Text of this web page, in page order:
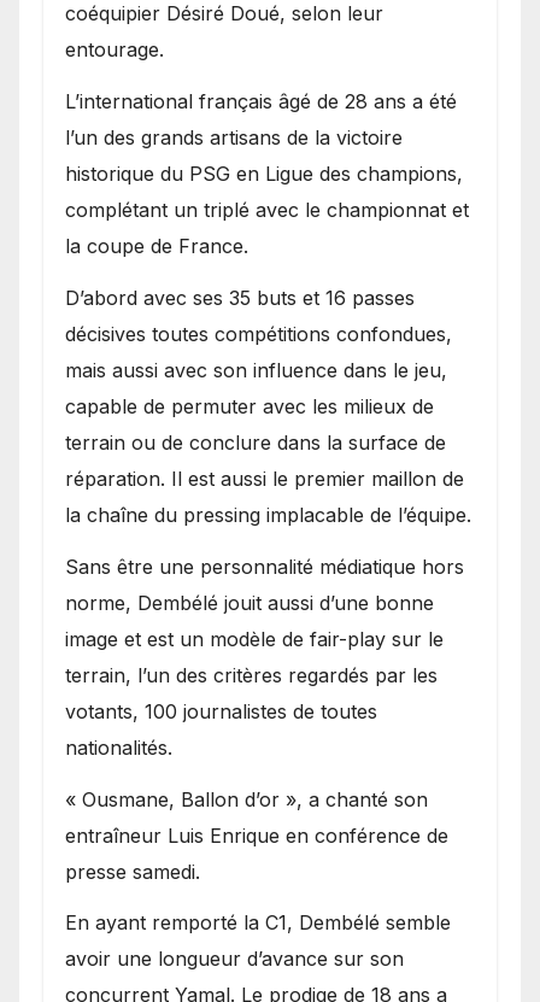
coéquipier Désiré Doué, selon leur
entourage.
L’international français âgé de 28 ans a été
l’un des grands artisans de la victoire
historique du PSG en Ligue des champions,
complétant un triplé avec le championnat et
la coupe de France.
D’abord avec ses 35 buts et 16 passes
décisives toutes compétitions confondues,
mais aussi avec son influence dans le jeu,
capable de permuter avec les milieux de
terrain ou de conclure dans la surface de
réparation. Il est aussi le premier maillon de
la chaîne du pressing implacable de l’équipe.
Sans être une personnalité médiatique hors
norme, Dembélé jouit aussi d’une bonne
image et est un modèle de fair-play sur le
terrain, l’un des critères regardés par les
votants, 100 journalistes de toutes
nationalités.
« Ousmane, Ballon d’or », a chanté son
entraîneur Luis Enrique en conférence de
presse samedi.
En ayant remporté la C1, Dembélé semble
avoir une longueur d’avance sur son
concurrent Yamal. Le prodige de 18 ans a